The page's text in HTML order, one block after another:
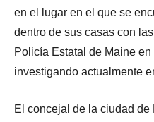
en el lugar en el que se
dentro de sus casas con
Policía Estatal de Maine
investigando actualmente
El concejal de la ciudad de